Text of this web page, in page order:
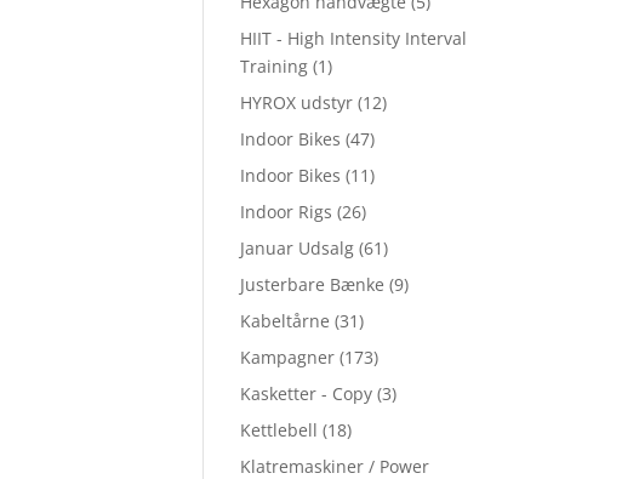
HIIT - High Intensity Interval
Training (1)
HYROX udstyr (12)
Indoor Bikes (47)
Indoor Bikes (11)
Indoor Rigs (26)
Januar Udsalg (61)
Justerbare Bænke (9)
Kabeltårne (31)
Kampagner (173)
Kasketter - Copy (3)
Kettlebell (18)
Klatremaskiner / Power